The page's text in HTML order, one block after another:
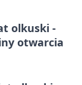
olkuski -
otwarcia